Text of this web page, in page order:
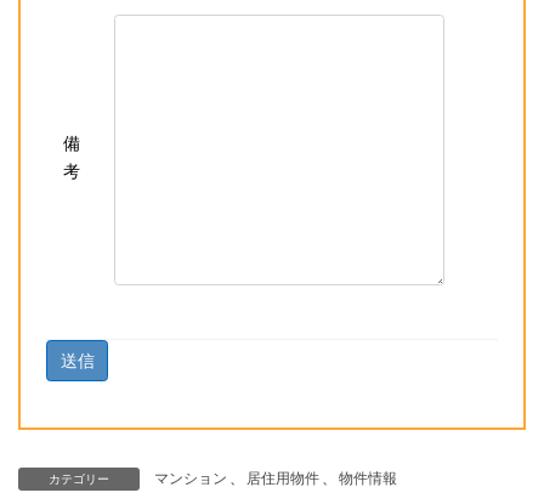
備
考
カテゴリー マンション 居住用物件 物件情報